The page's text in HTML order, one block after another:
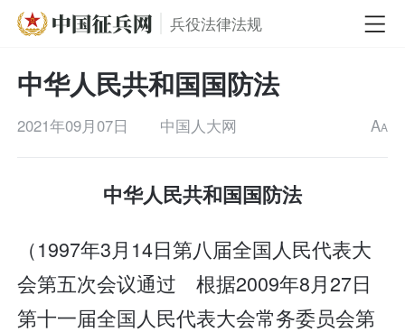
兵役法律法规
中华人民共和国国防法
2021年09月07日 中国人大网 AA
中华人民共和国国防法
（1997年3月14日第八届全国人民代表大
会第五次会议通过 根据2009年8月27日
第十一届全国人民代表大会常务委员会第